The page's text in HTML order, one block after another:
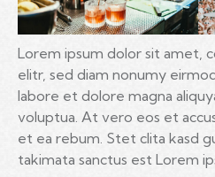
Lorem ipsum dolor sit amet,
elitr, sed diam nonumy
labore et dolore magna
voluptua. At vero eos et
et ea rebum. Stet clita kasd
takimata sanctus est Lorem